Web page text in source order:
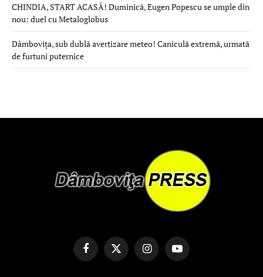
CHINDIA, START ACASĂ! Duminică, Eugen Popescu se umple din
nou: duel cu Metaloglobus
Dâmbovița, sub dublă avertizare meteo! Caniculă extremă, urmată
de furtuni puternice
FacebookX
(Twitter)
InstagramYouTube